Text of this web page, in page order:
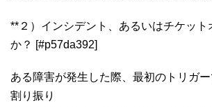
**２）インシデント、あるいはチケット
か？ [#p57da392]
ある障害が発生した際、最初のトリガ
割り振り